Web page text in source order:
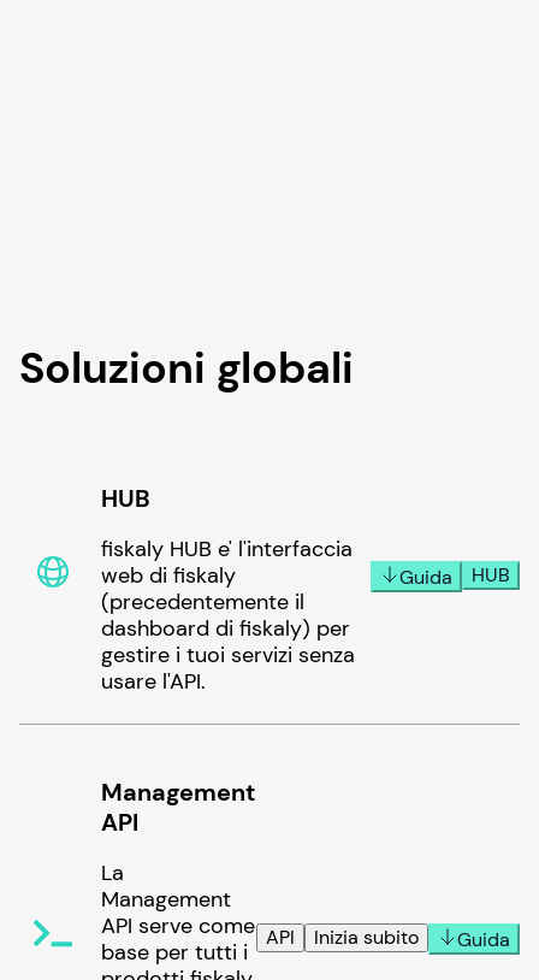
Soluzioni globali
HUB
fiskaly HUB e' l'interfaccia
web di fiskaly
(precedentemente il
dashboard di fiskaly) per
gestire i tuoi servizi senza
usare l'API.
Guida HUB
Management
API
La
Management
API serve come
base per tutti i
API Inizia subito Guida